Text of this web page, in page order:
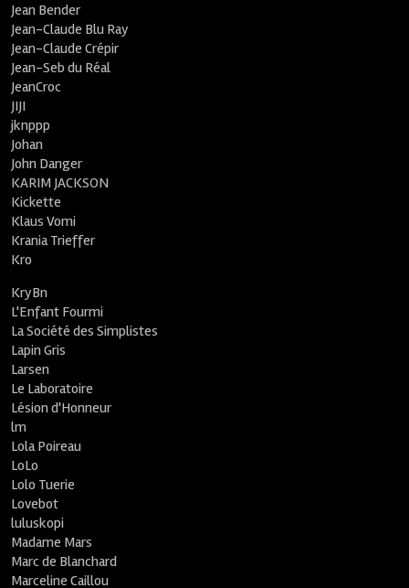
Jean Bender
Jean-Claude Blu Ray
Jean-Claude Crépir
Jean-Seb du Réal
JeanCroc
JIJI
jknppp
Johan
John Danger
KARIM JACKSON
Kickette
Klaus Vomi
Krania Trieffer
Kro
KryBn
L'Enfant Fourmi
La Société des Simplistes
Lapin Gris
Larsen
Le Laboratoire
Lésion d'Honneur
lm
Lola Poireau
LoLo
Lolo Tuerie
Lovebot
luluskopi
Madame Mars
Marc de Blanchard
Marceline Caillou